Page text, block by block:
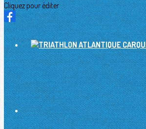
Cliquez pour éditer